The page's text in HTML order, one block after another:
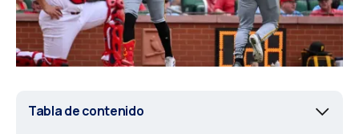
Tabla de contenido